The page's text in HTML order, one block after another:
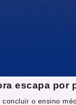
escapa por
o ensino